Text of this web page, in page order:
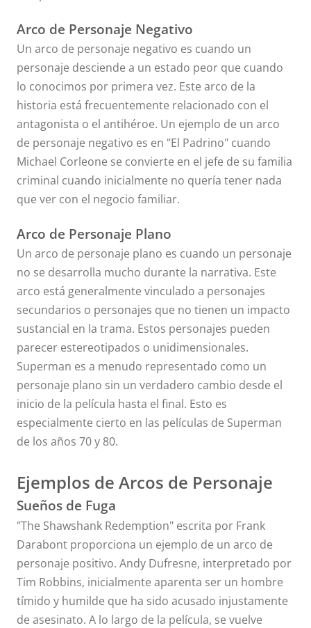
Arco de Personaje Negativo
Un arco de personaje negativo es cuando un
personaje desciende a un estado peor que cuando
lo conocimos por primera vez. Este arco de la
historia está frecuentemente relacionado con el
antagonista o el antihéroe. Un ejemplo de un arco
de personaje negativo es en "El Padrino" cuando
Michael Corleone se convierte en el jefe de su familia
criminal cuando inicialmente no quería tener nada
que ver con el negocio familiar.
Arco de Personaje Plano
Un arco de personaje plano es cuando un personaje
no se desarrolla mucho durante la narrativa. Este
arco está generalmente vinculado a personajes
secundarios o personajes que no tienen un impacto
sustancial en la trama. Estos personajes pueden
parecer estereotipados o unidimensionales.
Superman es a menudo representado como un
personaje plano sin un verdadero cambio desde el
inicio de la película hasta el final. Esto es
especialmente cierto en las películas de Superman
de los años 70 y 80.
Ejemplos de Arcos de Personaje
Sueños de Fuga
"The Shawshank Redemption" escrita por Frank
Darabont proporciona un ejemplo de un arco de
personaje positivo. Andy Dufresne, interpretado por
Tim Robbins, inicialmente aparenta ser un hombre
tímido y humilde que ha sido acusado injustamente
de asesinato. A lo largo de la película, se vuelve